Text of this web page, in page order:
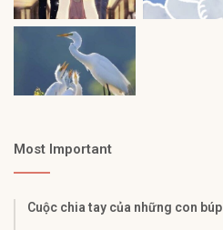
Most Important
Cuộc chia tay của những con